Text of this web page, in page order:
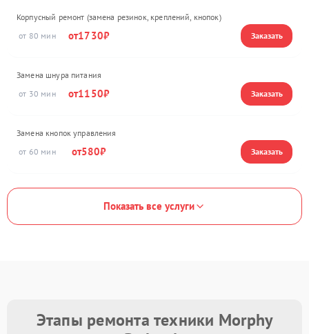
Корпусный ремонт (замена резинок, креплений, кнопок)
80
1730
Замена шнура питания
30
1150
Замена кнопок управления
60
580
Показать все услуги
Этапы ремонта техники Morphy